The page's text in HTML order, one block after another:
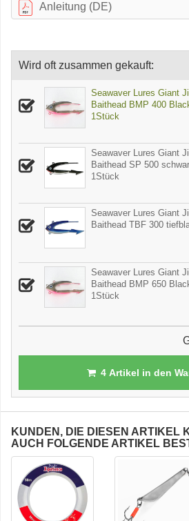
Anleitung (DE)
Wird oft zusammen gekauft:
Seawaver Lures Giant
Baithead BMP 400
1Stück
Seawaver Lures Giant
Baithead SP 500
1Stück
Seawaver Lures Giant
Baithead TBF 300
Seawaver Lures Giant
Baithead BMP 650
1Stück
4Artikel in den
KUNDEN, DIE DIESEN ARTIKEL
AUCH FOLGENDE ARTIKEL